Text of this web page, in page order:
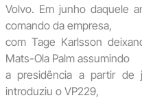
Volvo. Em junho daquele
comando da empresa,
com Tage Karlsson
Mats-Ola Palm assumindo
a presidência a partir de
introduziu o VP229,